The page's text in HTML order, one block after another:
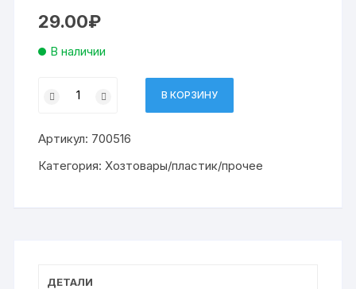
29.00₽
В наличии
товара
бельевые
пластиковые,
CLASSIC
В КОРЗИНУ
Артикул: 700516
Категория: Хозтовары/пластик/прочее
ДЕТАЛИ